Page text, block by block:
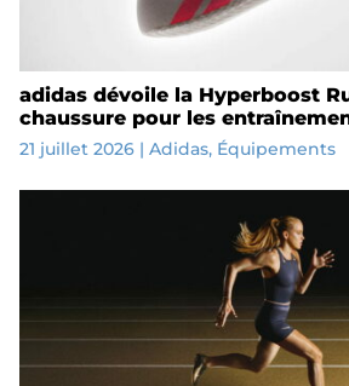
adidas dévoile la Hyperboost
chaussure pour les
21 juillet 2026| Adidas, Équipements